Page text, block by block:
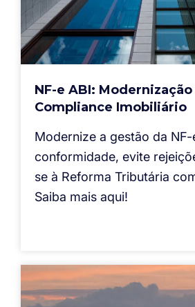
NF-e ABI: Modernização
Compliance Imobiliário
Modernize a gestão da NF-
conformidade, evite
se à Reforma Tributária
Saiba mais aqui!